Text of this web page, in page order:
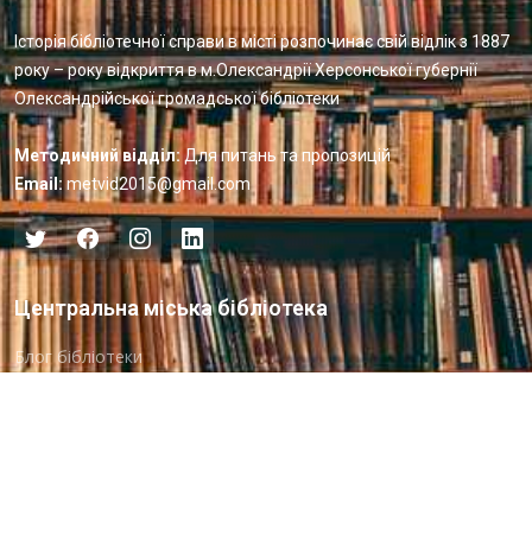
Історія бібліотечної справи в місті розпочинає свій відлік з 1887
року – року відкриття в м.Олександрії Херсонської губернії
Олександрійської громадської бібліотеки
Методичний відділ: Для питань та пропозицій
Email: metvid2015@gmail.com
Центральна міська бібліотека
Блог бібліотеки